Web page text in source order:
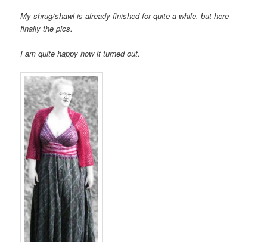
My shrug/shawl is already finished for quite a while, but here
finally the pics.
I am quite happy how it turned out.